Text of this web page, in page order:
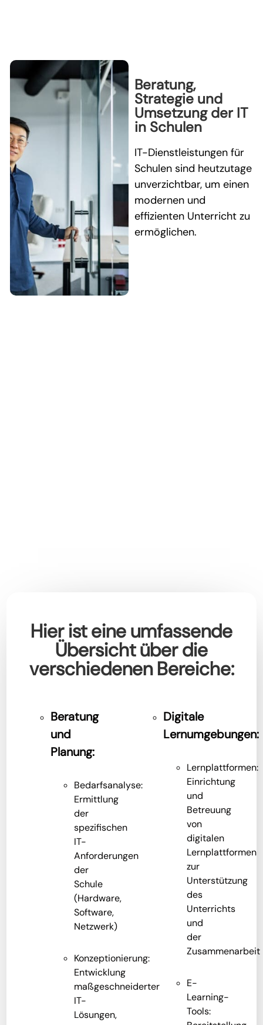
Beratung,
Strategie und
Umsetzung der IT
in Schulen
IT-Dienstleistungen für
Schulen sind heutzutage
unverzichtbar, um einen
modernen und
effizienten Unterricht zu
ermöglichen.
Hier ist eine umfassende
Übersicht über die
verschiedenen Bereiche:
Beratung
und
Planung:
Bedarfsanalyse:
Ermittlung
der
spezifischen
IT-
Anforderungen
der
Schule
(Hardware,
Software,
Netzwerk)
Konzeptionierung:
Entwicklung
maßgeschneiderter
IT-
Lösungen,
Digitale
Lernumgebungen:
Lernplattformen:
Einrichtung
und
Betreuung
von
digitalen
Lernplattformen
zur
Unterstützung
des
Unterrichts
und
der
Zusammenarbeit
E-
Learning-
Tools: